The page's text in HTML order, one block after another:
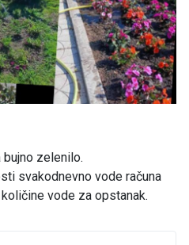
zelenilo.
svakodnevno vode računa
vode za opstanak.